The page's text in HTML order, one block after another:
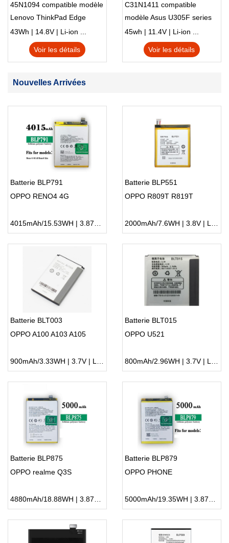
45N1094 compatible modèle
Lenovo ThinkPad Edge
S230u Twist
43Wh | 14.8V | Li-ion ...
Voir les détails
C31N1411 compatible
modèle Asus U305F series
45wh | 11.4V | Li-ion ...
Voir les détails
Nouvelles Arrivées
Batterie BLP791
OPPO RENO4 4G
4015mAh/15.53WH | 3.87V | Li-ion ...
Batterie BLP551
OPPO R809T R819T
2000mAh/7.6WH | 3.8V | Li-ion ...
Batterie BLT003
OPPO A100 A103 A105
900mAh/3.33WH | 3.7V | Li-ion ...
Batterie BLT015
OPPO U521
800mAh/2.96WH | 3.7V | Li-ion ...
Batterie BLP875
OPPO realme Q3S
4880mAh/18.88WH | 3.87V | Li-ion ...
Batterie BLP879
OPPO PHONE
5000mAh/19.35WH | 3.87V | Li-ion ...